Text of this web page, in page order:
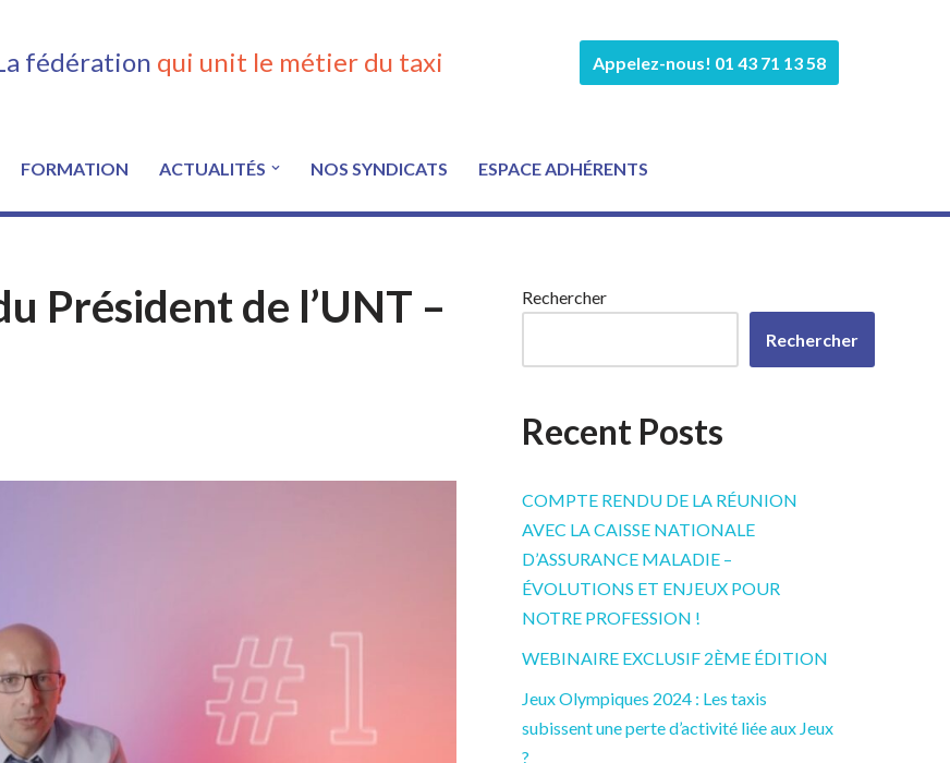
fédération qui unit le métier du taxi Appelez-nous! 01 43 71 13 58
FORMATION ACTUALITÉS NOS SYNDICATS ESPACE ADHÉRENTS
Président de l’UNT –
Rechercher
Rechercher
Recent Posts
COMPTE RENDU DE LA RÉUNION
AVEC LA CAISSE NATIONALE
D’ASSURANCE MALADIE –
ÉVOLUTIONS ET ENJEUX POUR
NOTRE PROFESSION !
WEBINAIRE EXCLUSIF 2ÈME ÉDITION
Jeux Olympiques 2024 : Les taxis
subissent une perte d’activité liée aux Jeux
?